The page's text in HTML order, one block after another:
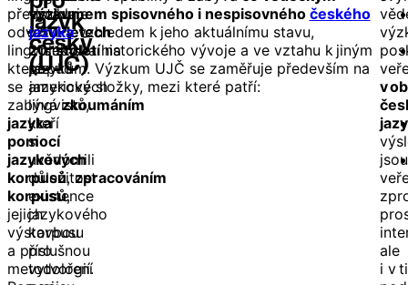
představuje
odvětví
lingvistiky,
které
se
zabývázkoumáním
jazyka
pomocí
jazykových
korpusů,zpracováním
korpusů,
jejich
výstavbou
a příslušnou
metodologií.
vznikla
v50. letech
20. stoletína
popud
amerických
lingvistů,
kteří
si
uvědomili
důležitost
existence
jazykového
korpusu
pro
vytvoření
jazyk
český
(UJČ)
výzkumem spisovného i nespisovného českého
jazykavzhledem k jeho aktuálnímu stavu,
z hlediska historického vývoje a ve vztahu k jiným
jazykům. Výzkum UJČ se zaměřuje především na
jazykové složky, mezi které patří:
v
jsou
ale
i v